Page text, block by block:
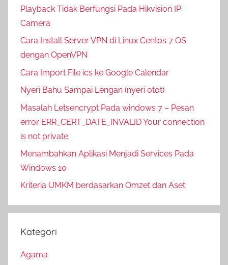
Playback Tidak Berfungsi Pada Hikvision IP
Camera
Cara Install Server VPN di Linux Centos 7 OS
dengan OpenVPN
Cara Import File ics ke Google Calendar
Nyeri Bahu Sampai Lengan (nyeri otot)
Masalah Letsencrypt Pada windows 7 – Pesan
error ERR_CERT_DATE_INVALID Your connection
is not private
Menambahkan Aplikasi Menjadi Services Pada
Windows 10
Kriteria UMKM berdasarkan Omzet dan Aset
Kategori
Agama